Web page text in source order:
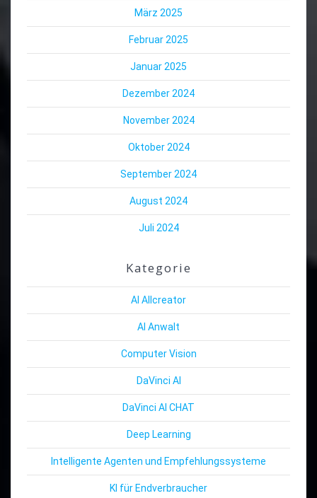
März 2025
Februar 2025
Januar 2025
Dezember 2024
November 2024
Oktober 2024
September 2024
August 2024
Juli 2024
Kategorie
AI Allcreator
AI Anwalt
Computer Vision
DaVinci AI
DaVinci AI CHAT
Deep Learning
Intelligente Agenten und Empfehlungssysteme
KI für Endverbraucher